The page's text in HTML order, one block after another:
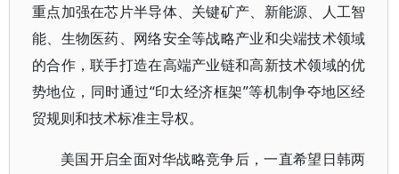
重点加强在芯片半导体、关键矿产、新能源、人工智
能、生物医药、网络安全等战略产业和尖端技术领域
的合作，联手打造在高端产业链和高新技术领域的优
势地位，同时通过“印太经济框架”等机制争夺地区经
贸规则和技术标准主导权。
美国开启全面对华战略竞争后，一直希望日韩两